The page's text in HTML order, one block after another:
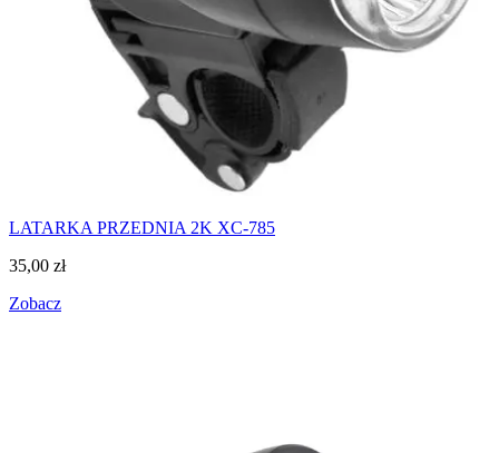
LATARKA PRZEDNIA 2K XC-785
35,00 zł
Zobacz